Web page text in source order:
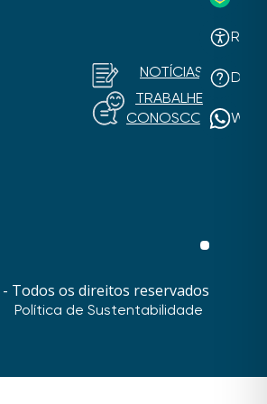
NOTÍCIAS
TRABALHE
CONOSCO
Todos os direitos reservados
Política de Sustentabilidade